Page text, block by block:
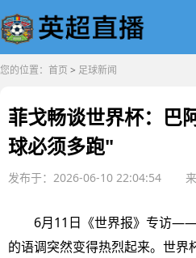
您的位置： 首页 > 足球新闻
菲戈畅谈世界杯：巴
球必须多跑"
发布于：2026-06-10 22:04:54
6月11日《世界报》专访——当
的语调突然变得热烈起来。世